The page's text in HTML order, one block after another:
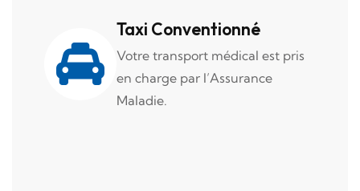
Taxi Conventionné
Votre transport médical est pris
en charge par l’Assurance
Maladie.